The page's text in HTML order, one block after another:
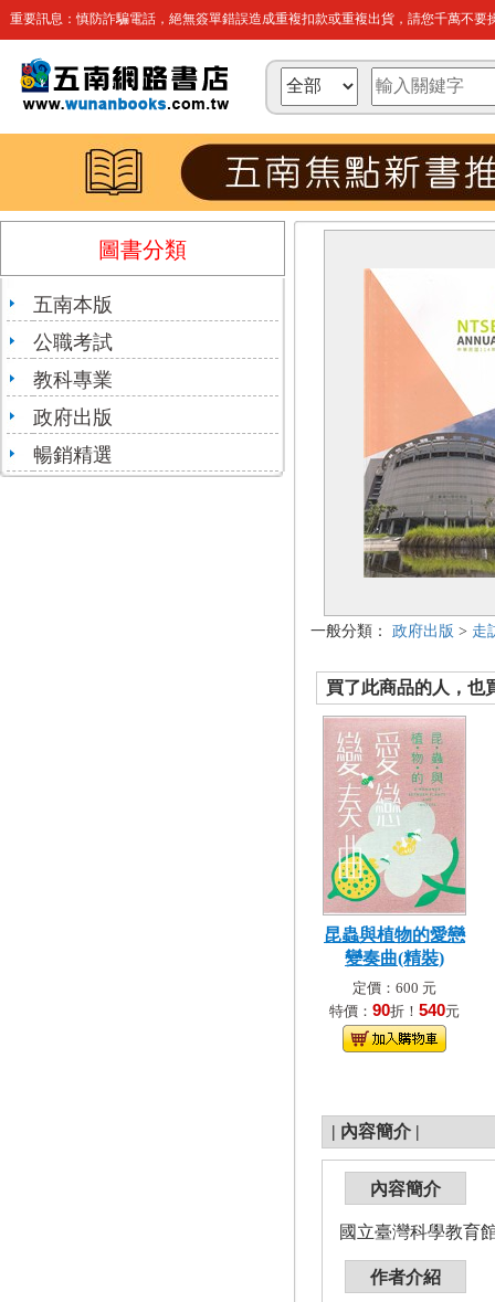
重要訊息：慎防詐騙電話，絕無簽單錯誤造成重複扣款或重複出貨，請您千萬不要
圖書分類
五南本版
公職考試
教科專業
政府出版
暢銷精選
一般分類： 政府出版 > 走
買了此商品的人，也
昆蟲與植物的愛戀
變奏曲(精裝)
定價：600 元
特價： 90折！ 540元
| 內容簡介 |
內容簡介
國立臺灣科學教育
作者介紹